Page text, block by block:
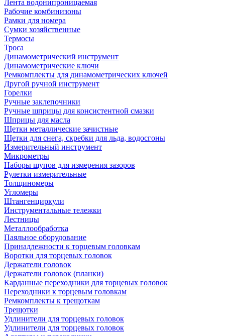
Лента водонипроницаемая
Рабочие комбинизоны
Рамки для номера
Сумки хозяйственные
Термосы
Троса
Динамометрический инструмент
Динамометрические ключи
Ремкомплекты для динамометрических ключей
Другой ручной инструмент
Горелки
Ручные заклепочники
Ручные шприцы для консистентной смазки
Шприцы для масла
Щетки металлические зачистные
Щетки для снега, скребки для льда, водосгоны
Измерительный инструмент
Микрометры
Наборы щупов для измерения зазоров
Рулетки измерительные
Толщиномеры
Угломеры
Штангенциркули
Инструментальные тележки
Лестницы
Металлообработка
Паяльное оборудование
Принадлежности к торцевым головкам
Воротки для торцевых головок
Держатели головок
Держатели головок (планки)
Карданные переходники для торцевых головок
Переходники к торцевым головкам
Ремкомплекты к трещоткам
Трещотки
Удлинители для торцевых головок
Удлинители для торцевых головок